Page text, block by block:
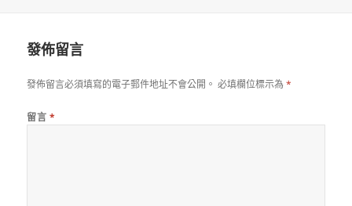
發佈留言
發佈留言必須填寫的電子郵件地址不會公開。 必填欄位標示為*
留言 *